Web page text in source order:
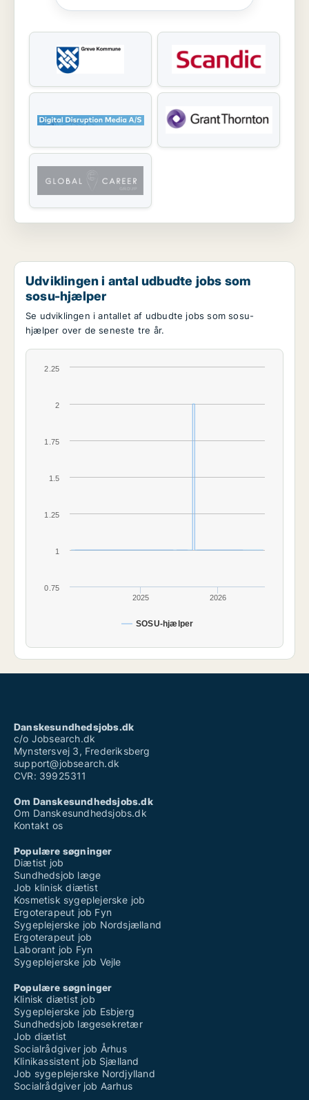
Udviklingen i antal udbudte jobs som
sosu-hjælper
Se udviklingen i antallet af udbudte jobs som sosu-
hjælper over de seneste tre år.
SOSU-hjælper
2025 2026
1
2
0.75
1.25
1.5
1.75
2.25
Danskesundhedsjobs.dk
c/o Jobsearch.dk
Mynstersvej 3, Frederiksberg
support@jobsearch.dk
CVR: 39925311
Om Danskesundhedsjobs.dk
Om Danskesundhedsjobs.dk
Kontakt os
Populære søgninger
Diætist job
Sundhedsjob læge
Job klinisk diætist
Kosmetisk sygeplejerske job
Ergoterapeut job Fyn
Sygeplejerske job Nordsjælland
Ergoterapeut job
Laborant job Fyn
Sygeplejerske job Vejle
Populære søgninger
Klinisk diætist job
Sygeplejerske job Esbjerg
Sundhedsjob lægesekretær
Job diætist
Socialrådgiver job Århus
Klinikassistent job Sjælland
Job sygeplejerske Nordjylland
Socialrådgiver job Aarhus